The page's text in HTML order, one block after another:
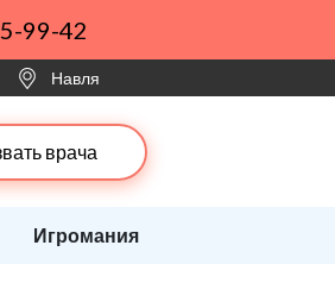
99-42
Навля
врача
Игромания